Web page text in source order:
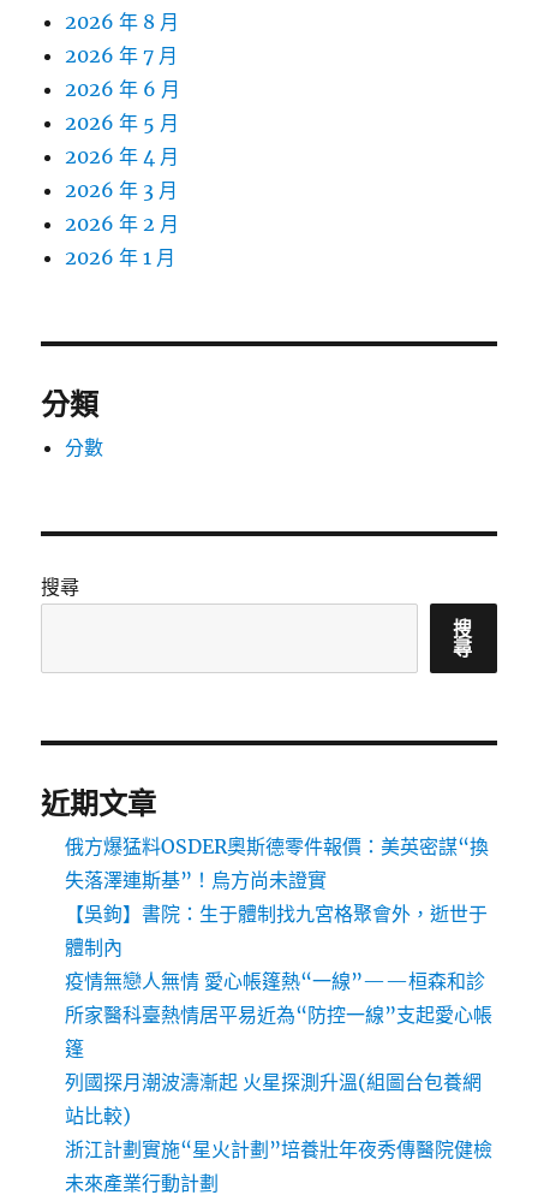
2026 年 8 月
2026 年 7 月
2026 年 6 月
2026 年 5 月
2026 年 4 月
2026 年 3 月
2026 年 2 月
2026 年 1 月
分類
分數
搜尋
搜
尋
近期文章
俄方爆猛料OSDER奧斯德零件報價：美英密謀“換
失落澤連斯基”！烏方尚未證實
【吳鉤】書院：生于體制找九宮格聚會外，逝世于
體制內
疫情無戀人無情 愛心帳篷熱“一線”——桓森和診
所家醫科臺熱情居平易近為“防控一線”支起愛心帳
篷
列國探月潮波濤漸起 火星探測升溫(組圖台包養網
站比較)
浙江計劃實施“星火計劃”培養壯年夜秀傳醫院健檢
未來產業行動計劃